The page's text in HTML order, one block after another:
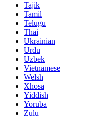
Tajik
Tamil
Telugu
Thai
Ukrainian
Urdu
Uzbek
Vietnamese
Welsh
Xhosa
Yiddish
Yoruba
Zulu